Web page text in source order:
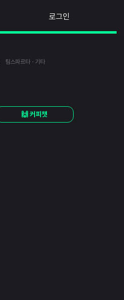
로그인
팀스파르타 · 기타
🙌 커피챗